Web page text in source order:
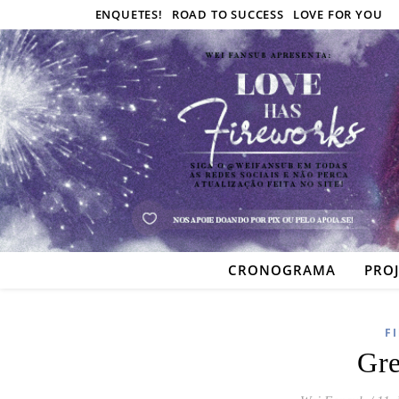
ENQUETES! ROAD TO SUCCESS LOVE FOR YOU
CRONOGRAMA